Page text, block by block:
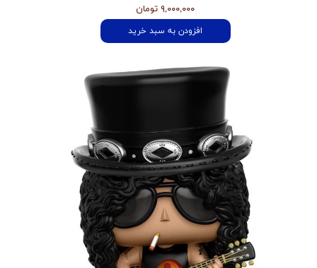
۹,۰۰۰,۰۰۰ تومان
افزودن به سبد خرید